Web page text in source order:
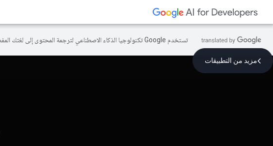
تستخدم Google تكنولوجيا الذكاء الاصطناعي لترجمة المحتوى إلى لغتك المفضّلة، وقد تتضمّن بعض الأخطاء.
مزيد من التطبيقات